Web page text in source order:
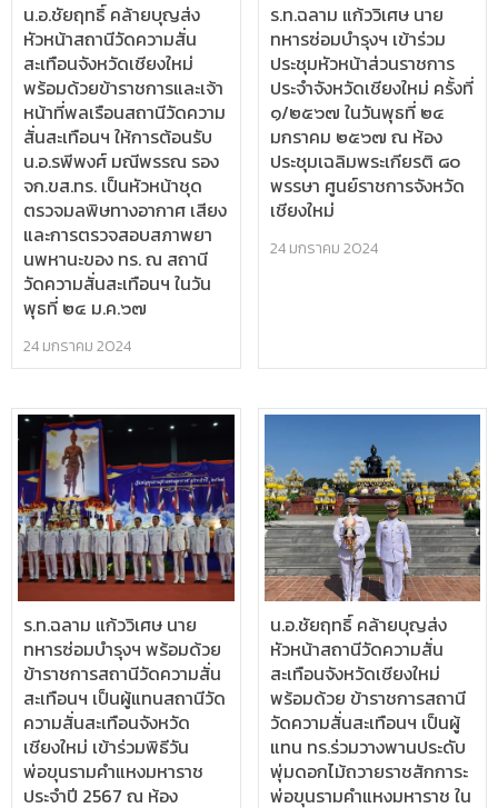
น.อ.ชัยฤทธิ์ คล้ายบุญส่ง
หัวหน้าสถานีวัดความสั่น
สะเทือนจังหวัดเชียงใหม่
พร้อมด้วยข้าราชการและเจ้า
หน้าที่พลเรือนสถานีวัดความ
สั่นสะเทือนฯ ให้การต้อนรับ
น.อ.รพีพงศ์ มณีพรรณ รอง
จก.ขส.ทร. เป็นหัวหน้าชุด
ตรวจมลพิษทางอากาศ เสียง
และการตรวจสอบสภาพยา
นพหานะของ ทร. ณ สถานี
วัดความสั่นสะเทือนฯ ในวัน
พุธที่ ๒๔ ม.ค.๖๗
24 มกราคม 2024
ร.ท.ฉลาม แก้ววิเศษ นาย
ทหารซ่อมบำรุงฯ เข้าร่วม
ประชุมหัวหน้าส่วนราชการ
ประจำจังหวัดเชียงใหม่ ครั้งที่
๑/๒๕๖๗ ในวันพุธที่ ๒๔
มกราคม ๒๕๖๗ ณ ห้อง
ประชุมเฉลิมพระเกียรติ ๘๐
พรรษา ศูนย์ราชการจังหวัด
เชียงใหม่
24 มกราคม 2024
ร.ท.ฉลาม แก้ววิเศษ นาย
ทหารซ่อมบำรุงฯ พร้อมด้วย
ข้าราชการสถานีวัดความสั่น
สะเทือนฯ เป็นผู้แทนสถานีวัด
ความสั่นสะเทือนจังหวัด
เชียงใหม่ เข้าร่วมพิธีวัน
พ่อขุนรามคำแหงมหาราช
ประจำปี 2567 ณ ห้อง
น.อ.ชัยฤทธิ์ คล้ายบุญส่ง
หัวหน้าสถานีวัดความสั่น
สะเทือนจังหวัดเชียงใหม่
พร้อมด้วย ข้าราชการสถานี
วัดความสั่นสะเทือนฯ เป็นผู้
แทน ทร.ร่วมวางพานประดับ
พุ่มดอกไม้ถวายราชสักการะ
พ่อขุนรามคำแหงมหาราช ใน